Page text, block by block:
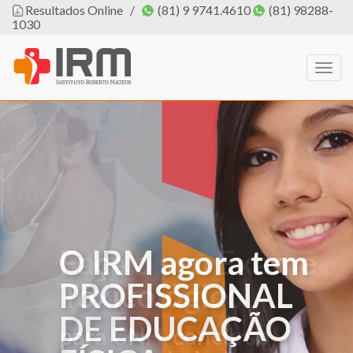
Resultados Online / (81) 9 9741.4610
(81) 98288-
1030
O IRM agora tem
PROFISSIONAL
DE EDUCAÇÃO